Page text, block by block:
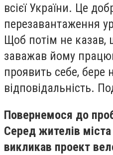
всієї України. Це
перезавантаження
Щоб потім не казав,
заважав йому
проявить себе, бере
відповідальність.
Повернемося до
Серед жителів
викликав проект